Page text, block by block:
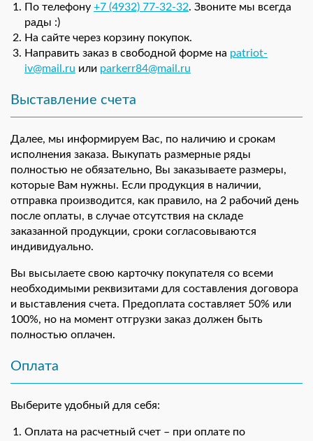
По телефону +7 (4932) 77-32-32. Звоните мы всегда
рады :)
На сайте через корзину покупок.
Направить заказ в свободной форме на patriot-
iv@mail.ru или parkerr84@mail.ru
Выставление счета
Далее, мы информируем Вас, по наличию и срокам
исполнения заказа. Выкупать размерные ряды
полностью не обязательно, Вы заказываете размеры,
которые Вам нужны. Если продукция в наличии,
отправка производится, как правило, на 2 рабочий день
после оплаты, в случае отсутствия на складе
заказанной продукции, сроки согласовываются
индивидуально.
Вы высылаете свою карточку покупателя со всеми
необходимыми реквизитами для составления договора
и выставления счета. Предоплата составляет 50% или
100%, но на момент отгрузки заказ должен быть
полностью оплачен.
Оплата
Выберите удобный для себя:
Оплата на расчетный счет – при оплате по